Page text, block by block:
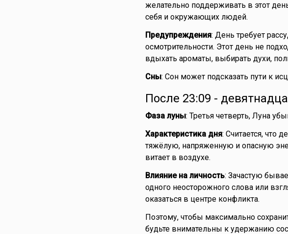
желательно поддерживать в этот
себя и окружающих людей.
Предупреждения: День требует
осмотрительности. Этот день не
вдыхать ароматы, выбирать духи,
Сны: Сон может подсказать пути к
После 23:09 -
Фаза луны: Третья четверть, Луна
Характеристика дня: Считается, что
тяжёлую, напряженную и опасную
витает в воздухе.
Влияние на личность: Зачастую
одного неосторожного слова или
оказаться в центре конфликта.
Поэтому, чтобы максимально
будьте внимательны к удержанию